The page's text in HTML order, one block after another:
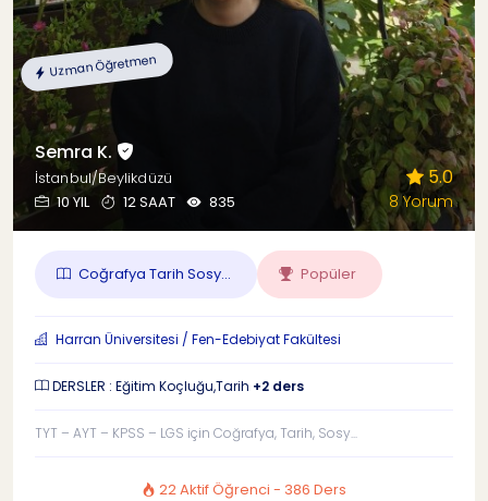
Uzman Öğretmen
Semra K.
İstanbul/Beylikdüzü
10 YIL
12 SAAT 835
5.0
8 Yorum
Coğrafya Tarih Sosy... Popüler
Harran Üniversitesi / Fen-Edebiyat Fakültesi
DERSLER : Eğitim Koçluğu,Tarih +2 ders
TYT – AYT – KPSS – LGS için Coğrafya, Tarih, Sosy...
22 Aktif Öğrenci - 386 Ders